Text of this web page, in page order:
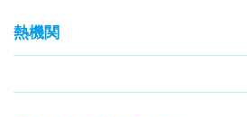
熱機関